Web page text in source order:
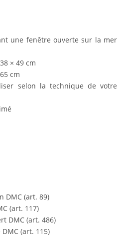
une fenêtre ouverte sur la mer
× 49 cm
cm
selon la technique de votre
DMC (art. 89)
(art. 117)
DMC (art. 486)
(art. 115)